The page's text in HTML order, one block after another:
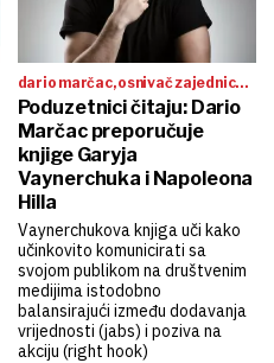
dario marčac, osnivač zajednice
crew i tiktok-konzultant
Poduzetnici čitaju: Dario
Marčac preporučuje
knjige Garyja
Vaynerchuka i Napoleona
Hilla
Vaynerchukova knjiga uči kako
učinkovito komunicirati sa
svojom publikom na društvenim
medijima istodobno
balansirajući između dodavanja
vrijednosti (jabs) i poziva na
akciju (right hook)